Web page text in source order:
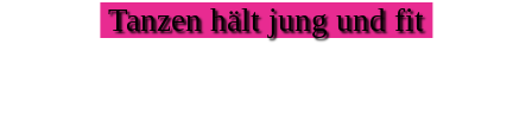
Tanzen hält jung und fit